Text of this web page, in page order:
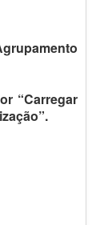
“Carregar